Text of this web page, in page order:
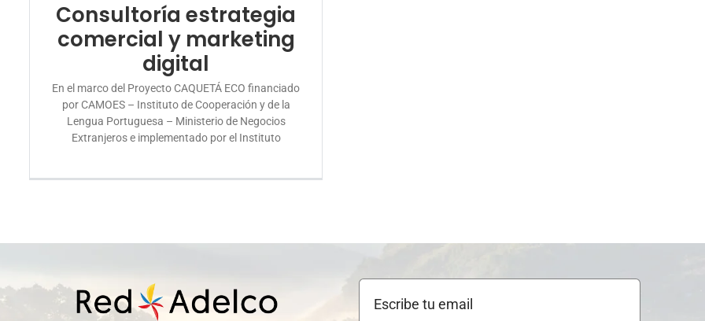
Consultoría estrategia
comercial y marketing
digital
En el marco del Proyecto CAQUETÁ ECO financiado
por CAMOES – Instituto de Cooperación y de la
Lengua Portuguesa – Ministerio de Negocios
Extranjeros e implementado por el Instituto